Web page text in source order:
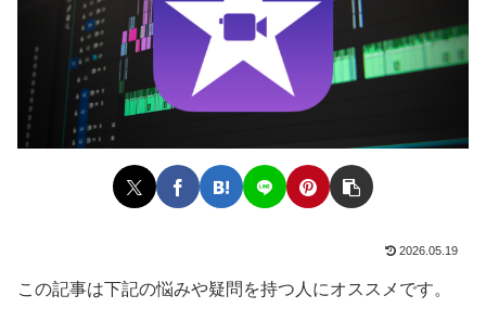
2026.05.19
この記事は下記の悩みや疑問を持つ人にオススメです。